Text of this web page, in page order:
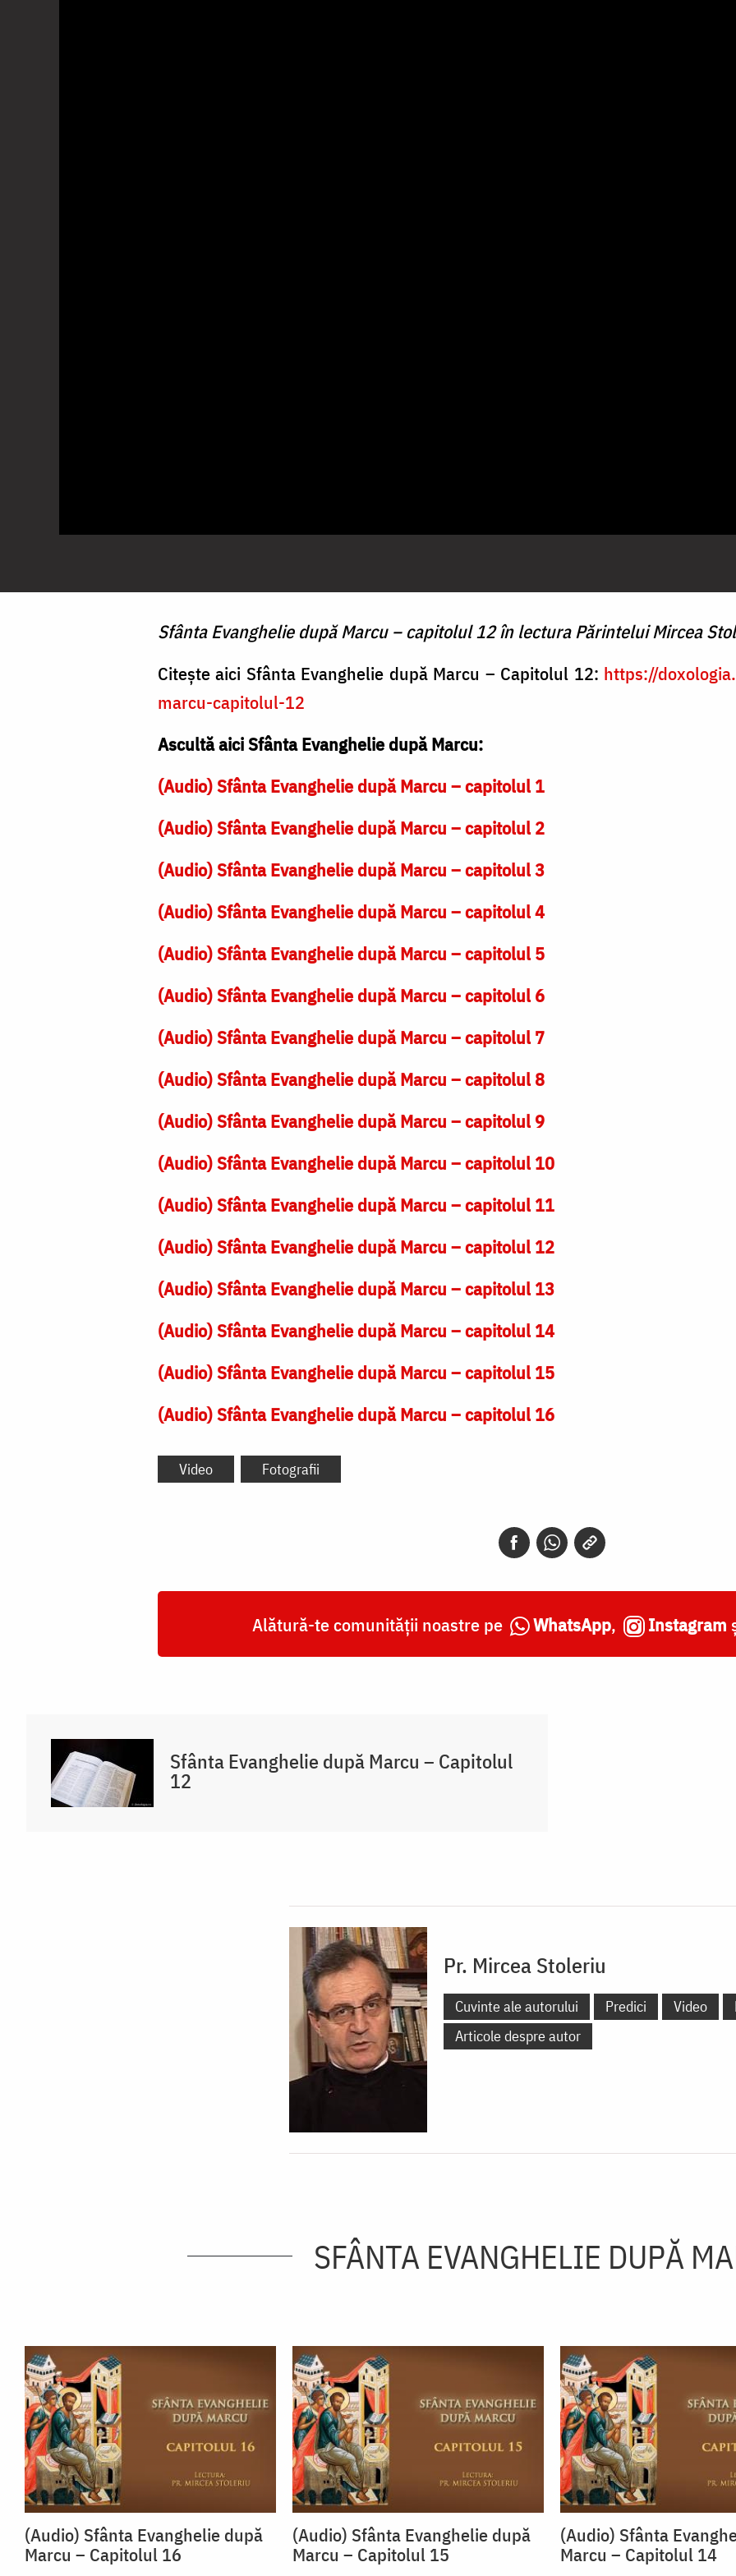
Sfânta Evanghelie după Marcu – capitolul 12 în lectura Părintelui Mircea
Citește aici Sfânta Evanghelie după Marcu – Capitolul 12: https://
marcu-capitolul-12
Ascultă aici Sfânta Evanghelie după Marcu:
(Audio) Sfânta Evanghelie după Marcu – capitolul 1
(Audio) Sfânta Evanghelie după Marcu – capitolul 2
(Audio) Sfânta Evanghelie după Marcu – capitolul 3
(Audio) Sfânta Evanghelie după Marcu – capitolul 4
(Audio) Sfânta Evanghelie după Marcu – capitolul 5
(Audio) Sfânta Evanghelie după Marcu – capitolul 6
(Audio) Sfânta Evanghelie după Marcu – capitolul 7
(Audio) Sfânta Evanghelie după Marcu – capitolul 8
(Audio) Sfânta Evanghelie după Marcu – capitolul 9
(Audio) Sfânta Evanghelie după Marcu – capitolul 10
(Audio) Sfânta Evanghelie după Marcu – capitolul 11
(Audio) Sfânta Evanghelie după Marcu – capitolul 12
(Audio) Sfânta Evanghelie după Marcu – capitolul 13
(Audio) Sfânta Evanghelie după Marcu – capitolul 14
(Audio) Sfânta Evanghelie după Marcu – capitolul 15
(Audio) Sfânta Evanghelie după Marcu – capitolul 16
Video Fotografii
Alătură-te comunității noastre pe WhatsApp, Instagram
Sfânta Evanghelie după Marcu – Capitolul
12
Pr. Mircea Stoleriu
Cuvinte ale autorului Predici Video
Articole despre autor
SFÂNTA EVANGHELIE DUPĂ
(Audio) Sfânta Evanghelie după
Marcu – Capitolul 16
(Audio) Sfânta Evanghelie după
Marcu – Capitolul 15
(Audio) Sfânta
Marcu – Capitolul 14